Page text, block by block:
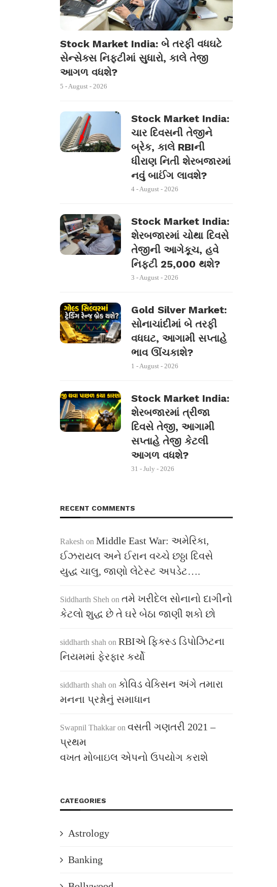
Stock Market India: બે તરફી વધઘટે
સેન્સેક્સ નિફ્ટીમાં સુધારો, કાલે તેજી
આગળ વધશે?
5 - August - 2026
Stock Market India:
ચાર દિવસની તેજીને
બ્રેક, કાલે RBIની
ધીરાણ નિતી શેરબજારમાં
નવું બાઈંગ લાવશે?
4 - August - 2026
Stock Market India:
શેરબજારમાં ચોથા દિવસે
તેજીની આગેકૂચ, હવે
નિફ્ટી 25,000 થશે?
3 - August - 2026
Gold Silver Market:
સોનાચાંદીમાં બે તરફી
વધઘટ, આગામી સપ્તાહે
ભાવ ઊંચકાશે?
1 - August - 2026
Stock Market India:
શેરબજારમાં ત્રીજા
દિવસે તેજી, આગામી
સપ્તાહે તેજી કેટલી
આગળ વધશે?
31 - July - 2026
RECENT COMMENTS
Rakesh on Middle East War: અમેરિકા,
ઈઝરાયલ અને ઈરાન વચ્ચે છઠ્ઠા દિવસે
યુદ્ધ ચાલુ, જાણો લેટેસ્ટ અપડેટ….
Siddharth Sheh on તમે ખરીદેલ સોનાનો દાગીનો
કેટલો શુદ્ધ છે તે ઘરે બેઠા જાણી શકો છો
siddharth shah on RBIએ ફિક્સ્ડ ડિપોઝિટના
નિયમમાં ફેરફાર કર્યો
siddharth shah on કોવિડ વેક્સિન અંગે તમારા
મનના પ્રશ્નોનું સમાધાન
Swapnil Thakkar on વસતી ગણતરી 2021 –
પ્રથમ
વખત મોબાઇલ એપનો ઉપયોગ કરાશે
CATEGORIES
Astrology
Banking